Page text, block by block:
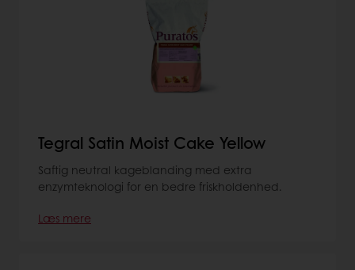
Tegral Satin Moist Cake Yellow
Saftig neutral kageblanding med extra
enzymteknologi for en bedre friskholdenhed.
Læs mere